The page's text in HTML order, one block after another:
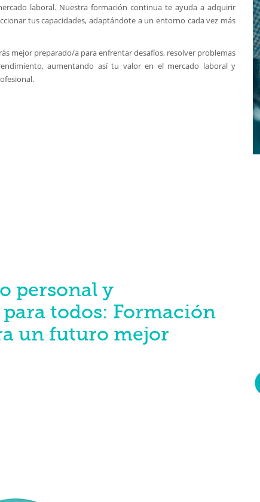
laboral. Nuestra formación continua te ayuda a adquirir
tus capacidades, adaptándote a un entorno cada vez más
mejor preparado/a para enfrentar desafíos, resolver problemas
aumentando así tu valor en el mercado laboral y
personal y
todos: Formación
un futuro mejor